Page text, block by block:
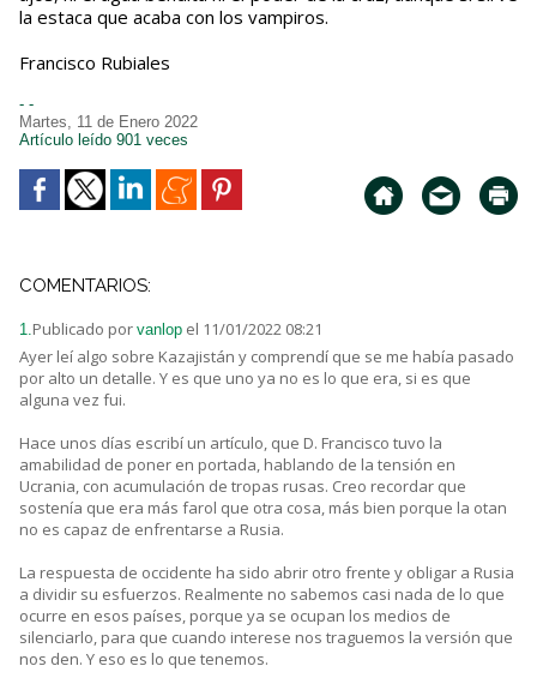
la estaca que acaba con los vampiros.
Francisco Rubiales
- -
Martes, 11 de Enero 2022
Artículo leído 901 veces
COMENTARIOS:
1.Publicado por vanlop el 11/01/2022 08:21
Ayer leí algo sobre Kazajistán y comprendí que se me había pasado
por alto un detalle. Y es que uno ya no es lo que era, si es que
alguna vez fui.
Hace unos días escribí un artículo, que D. Francisco tuvo la
amabilidad de poner en portada, hablando de la tensión en
Ucrania, con acumulación de tropas rusas. Creo recordar que
sostenía que era más farol que otra cosa, más bien porque la otan
no es capaz de enfrentarse a Rusia.
La respuesta de occidente ha sido abrir otro frente y obligar a Rusia
a dividir su esfuerzos. Realmente no sabemos casi nada de lo que
ocurre en esos países, porque ya se ocupan los medios de
silenciarlo, para que cuando interese nos traguemos la versión que
nos den. Y eso es lo que tenemos.